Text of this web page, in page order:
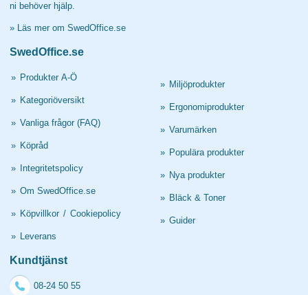
ni behöver hjälp.
» Läs mer om SwedOffice.se
SwedOffice.se
» Produkter A-Ö
» Kategoriöversikt
» Vanliga frågor (FAQ)
» Köpråd
» Integritetspolicy
» Om SwedOffice.se
» Köpvillkor / Cookiepolicy
» Leverans
» Miljöprodukter
» Ergonomiprodukter
» Varumärken
» Populära produkter
» Nya produkter
» Bläck & Toner
» Guider
Kundtjänst
08-24 50 55